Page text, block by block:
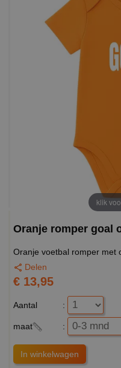
klik
Oranje romper goal
Oranje voetbal romper met
Delen
€ 13,95
Aantal :
maat :